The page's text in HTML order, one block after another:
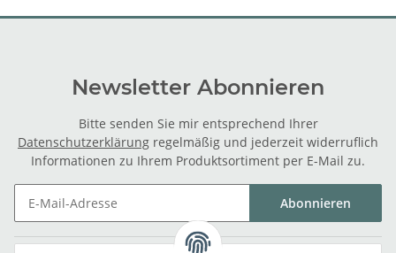
Newsletter Abonnieren
Bitte senden Sie mir entsprechend Ihrer
Datenschutzerklärung regelmäßig und jederzeit widerruflich
Informationen zu Ihrem Produktsortiment per E-Mail zu.
Abonnieren